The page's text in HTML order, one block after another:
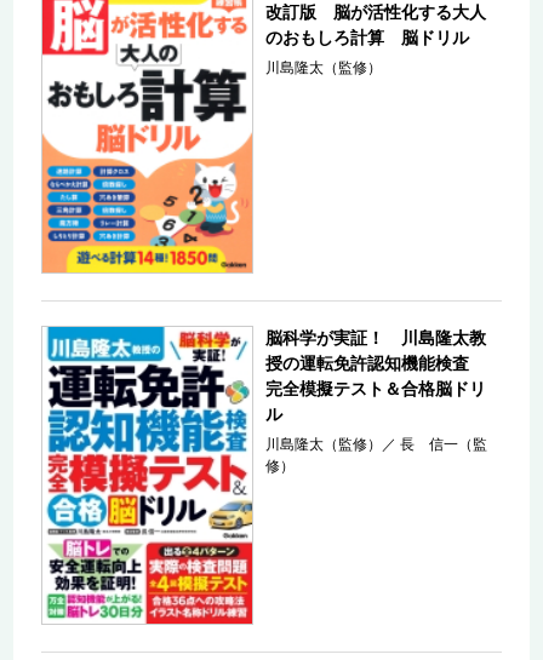
改訂版 脳が活性化する大人
のおもしろ計算 脳ドリル
川島隆太（監修）
脳科学が実証！ 川島隆太教
授の運転免許認知機能検査
完全模擬テスト＆合格脳ドリ
ル
川島隆太（監修） ／長 信一（監
修）